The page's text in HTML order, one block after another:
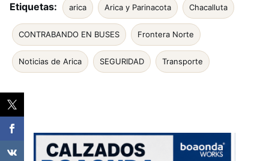
Etiquetas: arica Arica y Parinacota Chacalluta
CONTRABANDO EN BUSES Frontera Norte
Noticias de Arica SEGURIDAD Transporte